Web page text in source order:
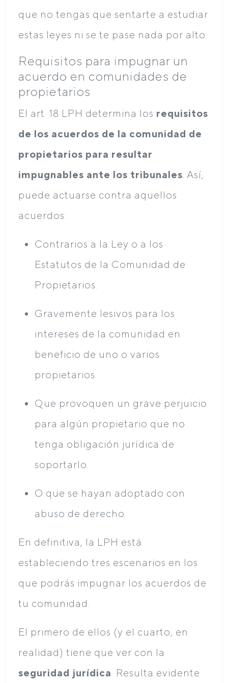
que no tengas que sentarte a estudiar
estas leyes ni se te pase nada por alto.
Requisitos para impugnar un
acuerdo en comunidades de
propietarios
El art. 18 LPH determina los requisitos
de los acuerdos de la comunidad de
propietarios para resultar
impugnables ante los tribunales . Así,
puede actuarse contra aquellos
acuerdos:
Contrarios a la Ley o a los
Estatutos de la Comunidad de
Propietarios.
Gravemente lesivos para los
intereses de la comunidad en
beneficio de uno o varios
propietarios.
Que provoquen un grave perjuicio
para algún propietario que no
tenga obligación jurídica de
soportarlo.
O que se hayan adoptado con
abuso de derecho.
En definitiva, la LPH está
estableciendo tres escenarios en los
que podrás impugnar los acuerdos de
tu comunidad.
El primero de ellos (y el cuarto, en
realidad) tiene que ver con la
seguridad jurídica . Resulta evidente